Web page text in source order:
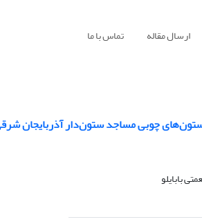
ارسال مقاله تماس با ما
چوبی مساجد ستون‌دار آذربایجان
بابایلو